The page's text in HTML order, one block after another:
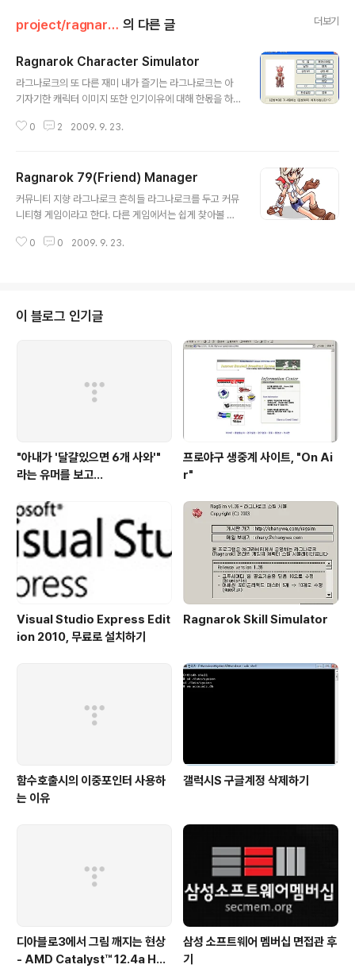
project/ragnarok 의 다른 글 더보기
Ragnarok Character Simulator
라그나로크의 또 다른 재미 내가 즐기는 라그나로크는 아
기자기한 캐릭터 이미지 또한 인기이유에 대해 한몫을 하
히 많다. 목숨이 왔다갔다하는 곳에서도 일명 뽀대템이라
자인해 볼 수 있는 시뮬레이터를 만들어보았다. RagChar
로 캐릭터를 디자인하자~ 스킬시뮬레이터 RagSim(Rag
Skill의 구버전)을 만든 이후에, 심심해서 몇일 끄적여서 만
글을 봤었는데, 국산 캐릭시뮬이 있었으면 한다는 내용이
0 2 2009. 9. 23.
Ragnarok 79(Friend) Manager
커뮤니티 지향 라그나로크 흔히들 라그나로크를 두고 커뮤
니티형 게임이라고 한다. 다른 게임에서는 쉽게 찾아볼 수
설, 친구등록 및 1:1 채팅창 개설, 길드말, 파티말, 귓말 등
에서의 커뮤니티 비중이 높음을 뜻한다. 그 중에 친구등록
이라는 기능이 있다. 마우스 두번 클릭만으로 특수문자가
있든 상관없이 상대방 이름을 기억시키는 기능이다. 개인
적으로도 자주 사냥갈 사람이나 고마웠던 사람, 혹은 비매
너였던 사람까지 기억하기 위해서 친구등록을 종종 이용한
다. 특히 특수문자의 이름을 가진 캐릭터에게..
0 0 2009. 9. 23.
이 블로그 인기글
"아내가 '달걀있으면 6개 사와'"
라는 유머를 보고...
프로야구 생중계 사이트, "On Ai
r"
Visual Studio Express Edit
ion 2010, 무료로 설치하기
Ragnarok Skill Simulator
함수호출시의 이중포인터 사용하
는 이유
갤럭시S 구글계정 삭제하기
디아블로3에서 그림 깨지는 현상
- AMD Catalyst™ 12.4a Hot
삼성 소프트웨어 멤버십 면접관 후
기